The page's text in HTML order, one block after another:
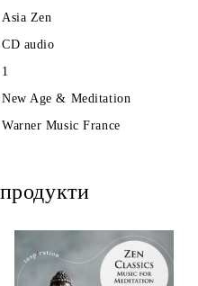
Asia Zen
CD audio
1
New Age & Meditation
Warner Music France